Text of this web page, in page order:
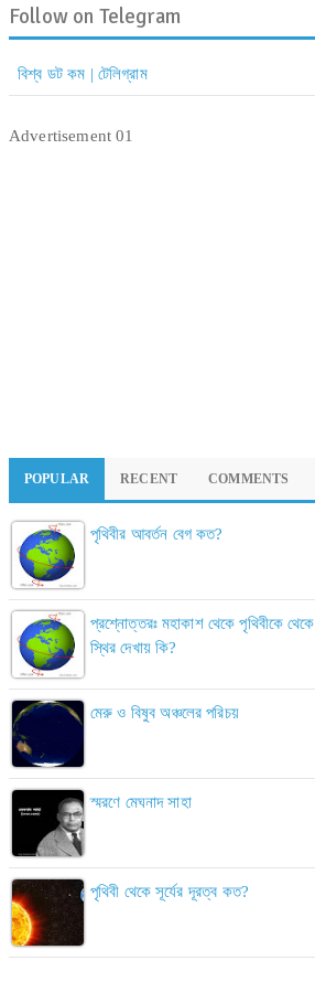
Follow on Telegram
বিশ্ব ডট কম | টেলিগ্রাম
Advertisement 01
POPULAR RECENT COMMENTS
পৃথিবীর আবর্তন বেগ কত?
প্রশ্নোত্তরঃ মহাকাশ থেকে পৃথিবীকে থেকে
স্থির দেখায় কি?
মেরু ও বিষুব অঞ্চলের পরিচয়
স্মরণে মেঘনাদ সাহা
পৃথিবী থেকে সূর্যের দূরত্ব কত?